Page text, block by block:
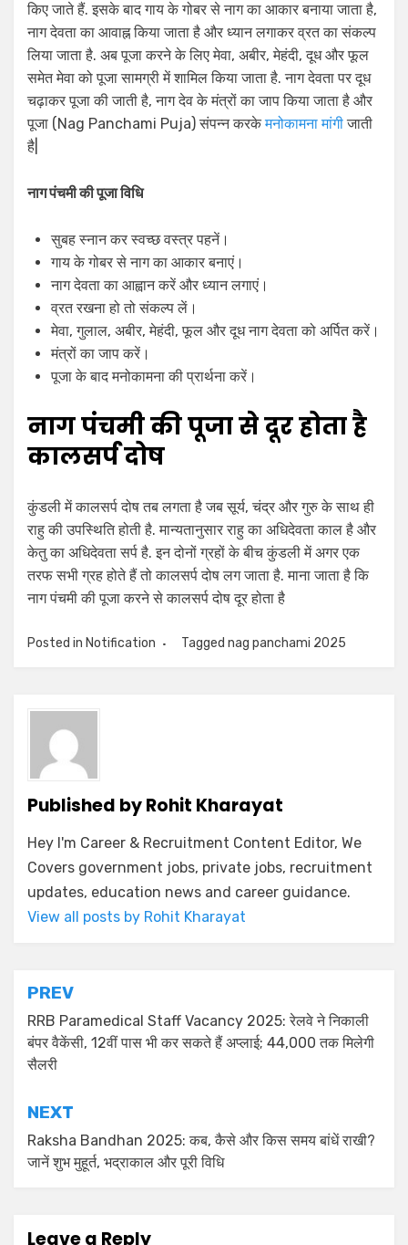
किए जाते हैं. इसके बाद गाय के गोबर से नाग का आकार बनाया जाता है,
नाग देवता का आवाह्न किया जाता है और ध्यान लगाकर व्रत का संकल्प
लिया जाता है. अब पूजा करने के लिए मेवा, अबीर, मेहंदी, दूध और फूल
समेत मेवा को पूजा सामग्री में शामिल किया जाता है. नाग देवता पर दूध
चढ़ाकर पूजा की जाती है, नाग देव के मंत्रों का जाप किया जाता है और
पूजा (Nag Panchami Puja) संपन्न करकेमनोकामना मांगीजाती
है|
नाग पंचमी की पूजा विधि
सुबह स्नान कर स्वच्छ वस्त्र पहनें।
गाय के गोबर से नाग का आकार बनाएं।
नाग देवता का आह्वान करें और ध्यान लगाएं।
व्रत रखना हो तो संकल्प लें।
मेवा, गुलाल, अबीर, मेहंदी, फूल और दूध नाग देवता को अर्पित करें।
मंत्रों का जाप करें।
पूजा के बाद मनोकामना की प्रार्थना करें।
नाग पंचमी की पूजा से दूर होता है
कालसर्प दोष
कुंडली में कालसर्प दोष तब लगता है जब सूर्य, चंद्र और गुरु के साथ ही
राहु की उपस्थिति होती है. मान्यतानुसार राहु का अधिदेवता काल है और
केतु का अधिदेवता सर्प है. इन दोनों ग्रहों के बीच कुंडली में अगर एक
तरफ सभी ग्रह होते हैं तो कालसर्प दोष लग जाता है. माना जाता है कि
नाग पंचमी की पूजा करने से कालसर्प दोष दूर होता है
Posted in Notification Tagged nag panchami 2025
Published byRohit Kharayat
Hey I'm Career & Recruitment Content Editor, We
Covers government jobs, private jobs, recruitment
updates, education news and career guidance.
View all posts by Rohit Kharayat
PREV
RRB Paramedical Staff Vacancy 2025: रेलवे ने निकाली
बंपर वैकेंसी, 12वीं पास भी कर सकते हैं अप्लाई; 44,000 तक मिलेगी
सैलरी
NEXT
Raksha Bandhan 2025: कब, कैसे और किस समय बांधें राखी?
जानें शुभ मुहूर्त, भद्राकाल और पूरी विधि
Leave a Reply